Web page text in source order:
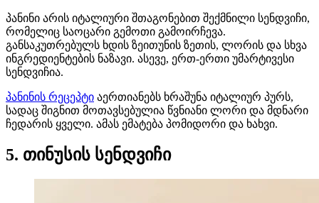
პანინი არის იტალიური შთაგონებით შექმნილი სენდვიჩი,
რომელიც საოცარი გემოთი გამოირჩევა.
განსაკუთრებულს ხდის ზეითუნის ზეთის, ლორის და სხვა
ინგრედიენტების ნაზავი. ასევე, ერთ-ერთი უმარტივესი
სენდვიჩია.
პანინის რეცეპტი აერთიანებს ხრაშუნა იტალიურ პურს,
სადაც შიგნით მოთავსებულია წვნიანი ლორი და მდნარი
ჩედარის ყველი. ამას ემატება პომიდორი და ხახვი.
5. თინუსის სენდვიჩი